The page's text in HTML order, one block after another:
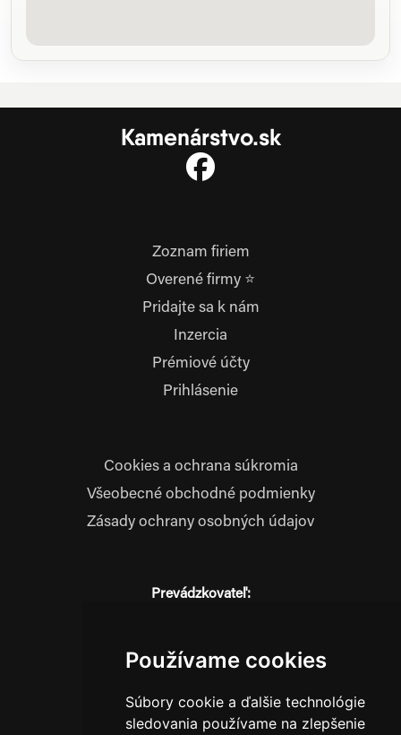
Používame cookies
Súbory cookie a ďalšie technológie
sledovania používame na zlepšenie
Kamenárstvo.sk
Zoznam firiem
Overené firmy ⭐
Pridajte sa k nám
Inzercia
Prémiové účty
Prihlásenie
Cookies a ochrana súkromia
Všeobecné obchodné podmienky
Zásady ochrany osobných údajov
Prevádzkovateľ:
014 01 Bytča
DIČ: 2121076738